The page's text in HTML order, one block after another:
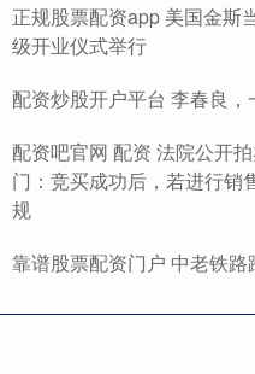
正规股票配资app 美国金斯
级开业仪式举行
配资炒股开户平台 李春良，
配资吧官网 配资 法院公开
门：竞买成功后，若进行销
规
靠谱股票配资门户 中老铁